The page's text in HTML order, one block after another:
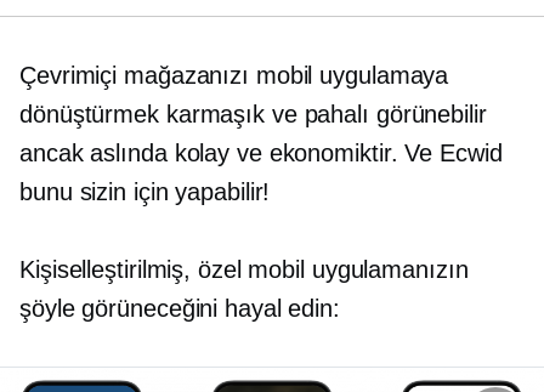
Çevrimiçi mağazanızı mobil uygulamaya
dönüştürmek karmaşık ve pahalı görünebilir
ancak aslında kolay ve ekonomiktir. Ve Ecwid
bunu sizin için yapabilir!
Kişiselleştirilmiş, özel mobil uygulamanızın
şöyle görüneceğini hayal edin: